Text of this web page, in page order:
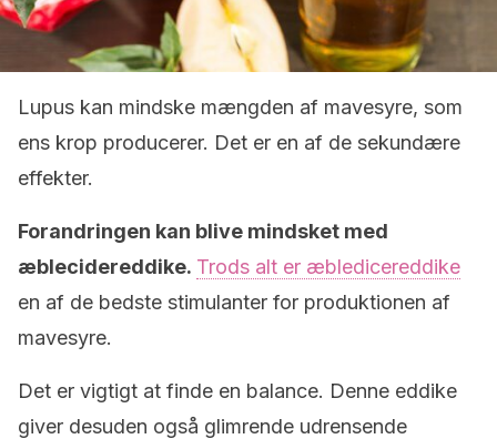
Lupus kan mindske mængden af mavesyre, som
ens krop producerer. Det er en af de sekundære
effekter.
Forandringen kan blive mindsket med
æblecidereddike. Trods alt er æbledicereddike
en af de bedste stimulanter for produktionen af
mavesyre.
Det er vigtigt at finde en balance. Denne eddike
giver desuden også glimrende udrensende